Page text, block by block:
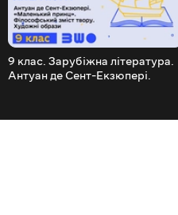
9 клас. Зарубіжна література.
Антуан де Сент-Екзюпері.